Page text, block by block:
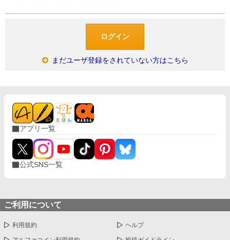
まだユーザ登録をされていない方はこちら
アプリ一覧
公式SNS一覧
ご利用について
利用規約 ヘルプ